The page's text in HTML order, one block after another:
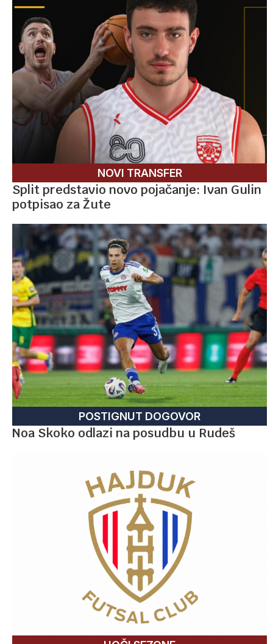
NOVI TRANSFER
Split predstavio novo pojačanje: Ivan Gulin
potpisao za Žute
POSTIGNUT DOGOVOR
Noa Skoko odlazi na posudbu u Rudeš